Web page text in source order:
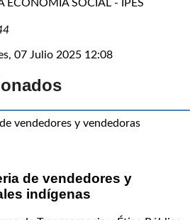
ECONOMÍA SOCIAL - IPES
07 Julio 2025 12:08
de vendedores y
indígenas